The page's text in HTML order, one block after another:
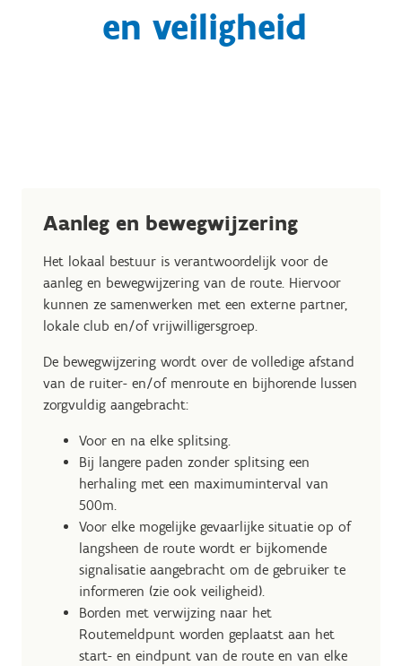
en veiligheid
Aanleg en bewegwijzering
Het lokaal bestuur is verantwoordelijk voor de
aanleg en bewegwijzering van de route. Hiervoor
kunnen ze samenwerken met een externe partner,
lokale club en/of vrijwilligersgroep.
De bewegwijzering wordt over de volledige afstand
van de ruiter- en/of menroute en bijhorende lussen
zorgvuldig aangebracht:
Voor en na elke splitsing.
Bij langere paden zonder splitsing een
herhaling met een maximuminterval van
500m.
Voor elke mogelijke gevaarlijke situatie op of
langsheen de route wordt er bijkomende
signalisatie aangebracht om de gebruiker te
informeren (zie ook veiligheid).
Borden met verwijzing naar het
Routemeldpunt worden geplaatst aan het
start- en eindpunt van de route en van elke